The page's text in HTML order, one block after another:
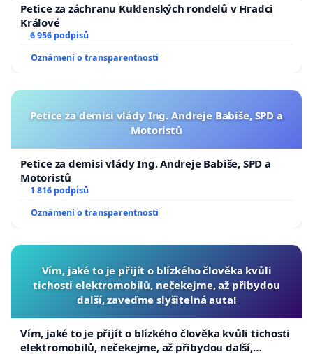
Občané pro Prahu 5, občanské sdružení
Petice za záchranu Kuklenských rondelů v Hradci
Králové
6 956 podpisů
Oznámení o transparentnosti
Petice za demisi vlády Ing. Andreje Babiše, SPD a
Motoristů
Petice za demisi vlády Ing. Andreje Babiše, SPD a
Motoristů
1 816 podpisů
Oznámení o transparentnosti
Vím, jaké to je přijít o blízkého člověka kvůli
tichosti elektromobilů, nečekejme, až přibydou
další, zaveďme slyšitelná auta!
Vím, jaké to je přijít o blízkého člověka kvůli tichosti
elektromobilů, nečekejme, až přibydou další,